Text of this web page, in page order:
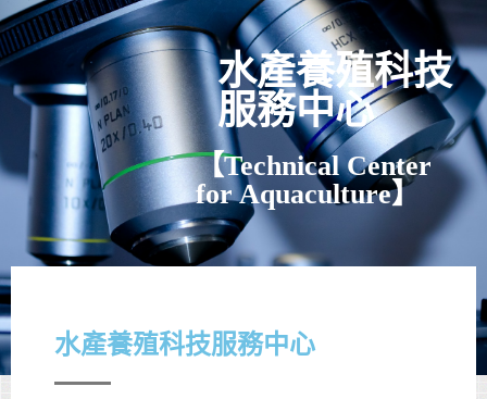
水產養殖科技
服務中心
【Technical Center
for Aquaculture】
水產養殖科技服務中心